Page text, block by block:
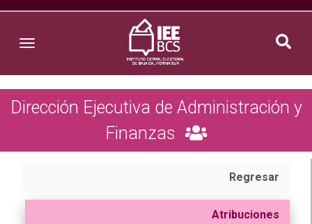
Toggle navigation
Dirección Ejecutiva de Administración y
Finanzas
Regresar
Atribuciones